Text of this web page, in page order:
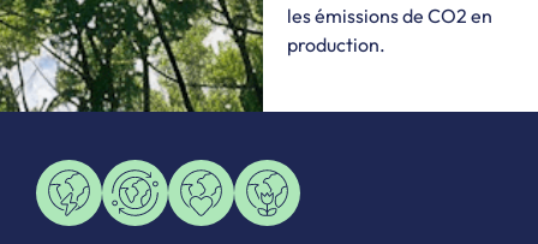
les émissions de CO2 en
production.